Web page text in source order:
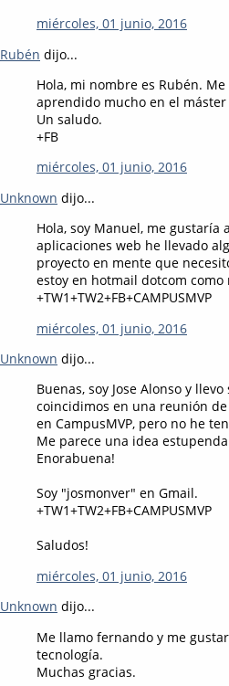
miércoles, 01 junio, 2016
Rubén dijo...
Hola, mi nombre es Rubén.
aprendido mucho en el máster
Un saludo.
+FB
miércoles, 01 junio, 2016
Unknown dijo...
Hola, soy Manuel, me gustaría
aplicaciones web he llevado
proyecto en mente que
estoy en hotmail dotcom
+TW1+TW2+FB+CAMPUSMVP
miércoles, 01 junio, 2016
Unknown dijo...
Buenas, soy Jose Alonso y
coincidimos en una reunión
en CampusMVP, pero no he
Me parece una idea
Enorabuena!
Soy "josmonver" en Gmail.
+TW1+TW2+FB+CAMPUSMVP
Saludos!
miércoles, 01 junio, 2016
Unknown dijo...
Me llamo fernando y me
tecnología.
Muchas gracias.